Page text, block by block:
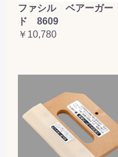
ファシル ベアーガー
ド 8609
￥10,780